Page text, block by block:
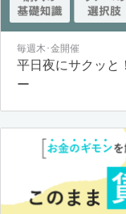
毎週木･金開催
平日夜にサクッと
ー